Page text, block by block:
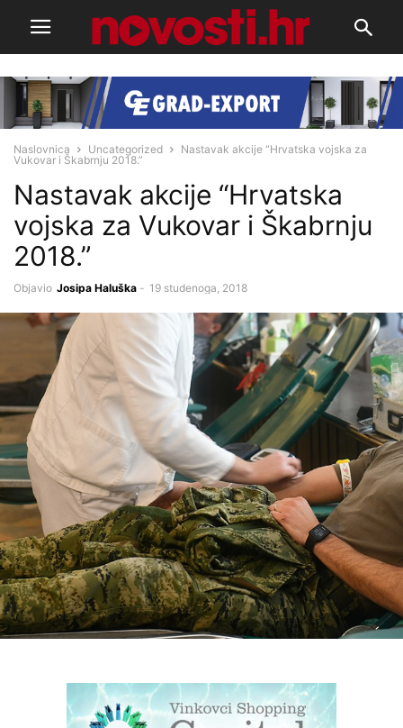
Naslovnica Uncategorized
Nastavak akcije “Hrvatska vojska za
Vukovar i Škabrnju 2018.”
Nastavak akcije “Hrvatska
vojska za Vukovar i Škabrnju
2018.”
Objavio Josipa Haluška - 19 studenoga, 2018